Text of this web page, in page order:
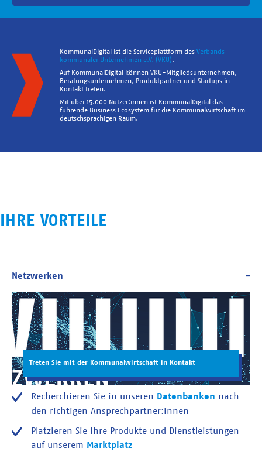
KommunalDigital ist die Serviceplattform des Verbands
kommunaler Unternehmen e.V. (VKU).
Auf KommunalDigital können VKU-Mitgliedsunternehmen,
Beratungsunternehmen, Produktpartner und Startups in
Kontakt treten.
Mit über 15.000 Nutzer:innen ist KommunalDigital das
führende Business Ecosystem für die Kommunalwirtschaft im
deutschsprachigen Raum.
IHRE VORTEILE
Treten Sie mit der Kommunalwirtschaft in Kontakt
Recherchieren Sie in unseren Datenbanken nach
den richtigen Ansprechpartner:innen
Platzieren Sie Ihre Produkte und Dienstleistungen
auf unserem Marktplatz